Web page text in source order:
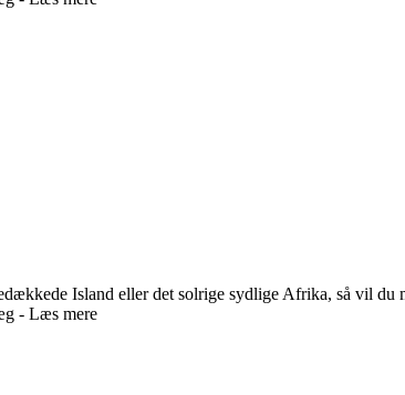
Island eller det solrige sydlige Afrika, så vil
- Læs mere